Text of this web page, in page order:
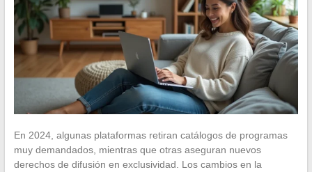
En 2024, algunas plataformas retiran catálogos de programas
muy demandados, mientras que otras aseguran nuevos
derechos de difusión en exclusividad. Los cambios en la